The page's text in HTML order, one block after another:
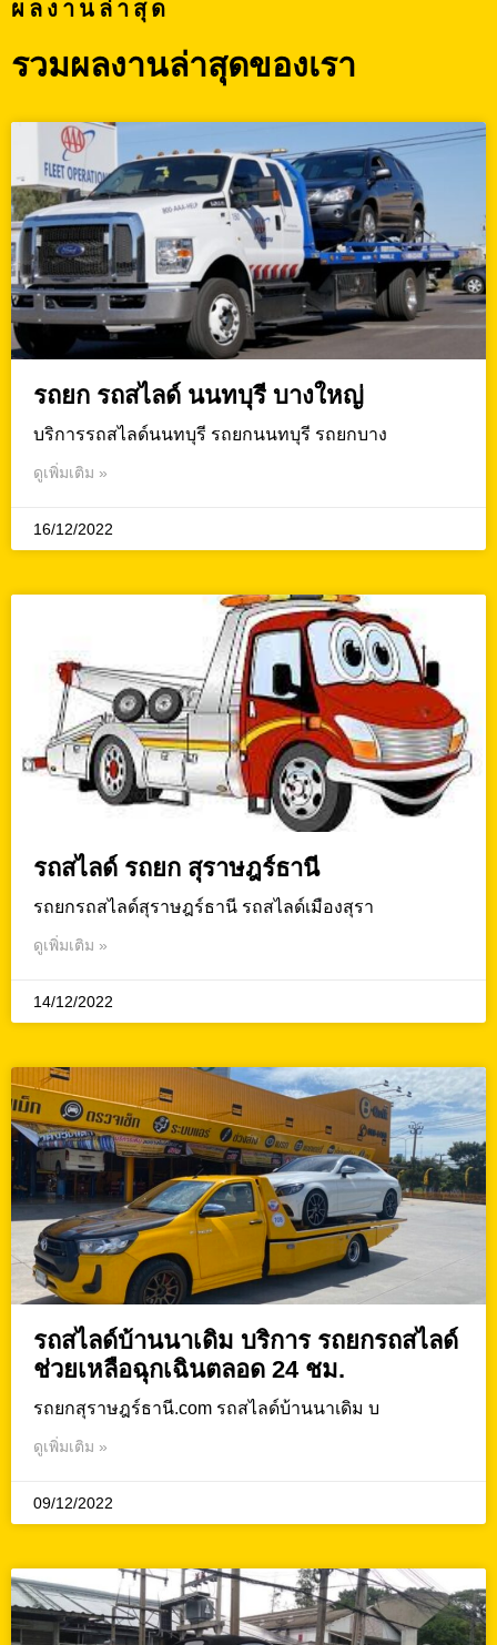
ผลงานล่าสุด
รวมผลงานล่าสุดของเรา
รถยก รถสไลด์ นนทบุรี บางใหญ่
บริการรถสไลด์นนทบุรี รถยกนนทบุรี รถยกบาง
ดูเพิ่มเติม »
16/12/2022
รถสไลด์ รถยก สุราษฎร์ธานี
รถยกรถสไลด์สุราษฎร์ธานี รถสไลด์เมืองสุรา
ดูเพิ่มเติม »
14/12/2022
รถสไลด์บ้านนาเดิม บริการ รถยกรถสไลด์
ช่วยเหลือฉุกเฉินตลอด 24 ชม.
รถยกสุราษฎร์ธานี.com รถสไลด์บ้านนาเดิม บ
ดูเพิ่มเติม »
09/12/2022